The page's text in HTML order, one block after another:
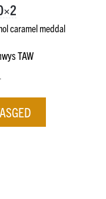
caramel meddal
TAW